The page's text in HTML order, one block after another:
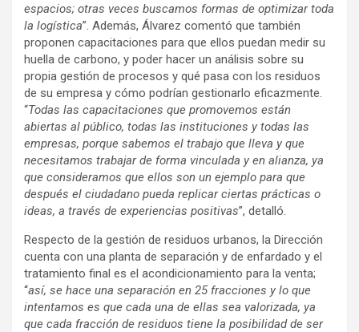
espacios; otras veces buscamos formas de optimizar toda
la logística”. Además, Álvarez comentó que también
proponen capacitaciones para que ellos puedan medir su
huella de carbono, y poder hacer un análisis sobre su
propia gestión de procesos y qué pasa con los residuos
de su empresa y cómo podrían gestionarlo eficazmente.
“Todas las capacitaciones que promovemos están
abiertas al público, todas las instituciones y todas las
empresas, porque sabemos el trabajo que lleva y que
necesitamos trabajar de forma vinculada y en alianza, ya
que consideramos que ellos son un ejemplo para que
después el ciudadano pueda replicar ciertas prácticas o
ideas, a través de experiencias positivas”, detalló.
Respecto de la gestión de residuos urbanos, la Dirección
cuenta con una planta de separación y de enfardado y el
tratamiento final es el acondicionamiento para la venta;
“así, se hace una separación en 25 fracciones y lo que
intentamos es que cada una de ellas sea valorizada, ya
que cada fracción de residuos tiene la posibilidad de ser